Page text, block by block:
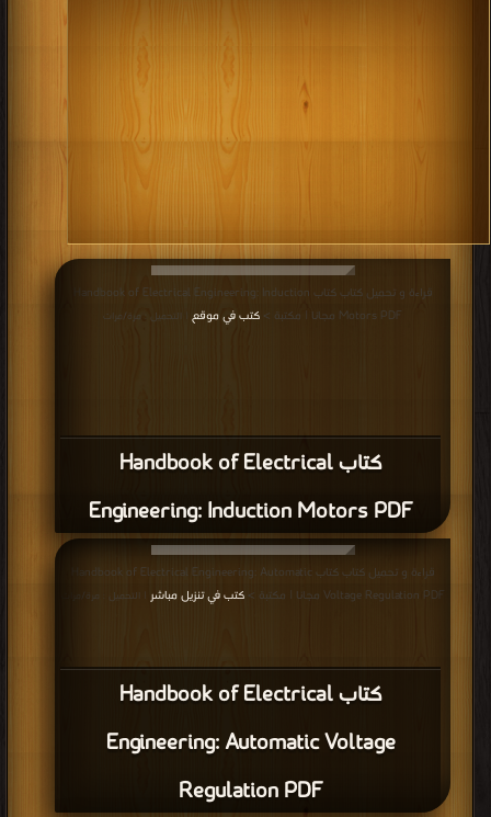
كتاب Handbook of Electrical
Engineering: Induction Motors PDF
قراءة و تحميل كتاب كتاب Handbook of Electrical Engineering: Induction
Motors PDF مجانا | مكتبة >
كتب في موقع | التحميل : مرة/مرات
كتاب Handbook of Electrical
Engineering: Automatic Voltage
Regulation PDF
قراءة و تحميل كتاب كتاب Handbook of Electrical Engineering: Automatic
Voltage Regulation PDF مجانا | مكتبة >
كتب في تنزيل مباشر | التحميل : مرة/مرات